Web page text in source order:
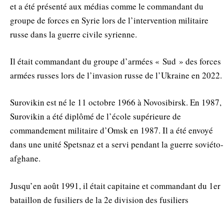
et a été présenté aux médias comme le commandant du
groupe de forces en Syrie lors de l’intervention militaire
russe dans la guerre civile syrienne.
Il était commandant du groupe d’armées « Sud » des forces
armées russes lors de l’invasion russe de l’Ukraine en 2022.
Surovikin est né le 11 octobre 1966 à Novosibirsk. En 1987,
Surovikin a été diplômé de l’école supérieure de
commandement militaire d’Omsk en 1987. Il a été envoyé
dans une unité Spetsnaz et a servi pendant la guerre soviéto-
afghane.
Jusqu’en août 1991, il était capitaine et commandant du 1er
bataillon de fusiliers de la 2e division des fusiliers